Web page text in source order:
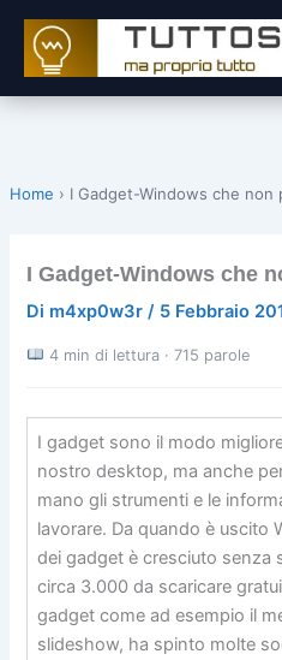
contenuto
Home › I Gadget-Windows che non
I Gadget-Windows che
Di m4xp0w3r/ 5 Febbraio
4 min di lettura · 715 parole
I gadget sono il modo
nostro desktop, ma anche
mano gli strumenti e le
lavorare. Da quando è uscito
dei gadget è cresciuto senza
circa 3.000 da scaricare
gadget come ad esempio il
slideshow, ha spinto molte